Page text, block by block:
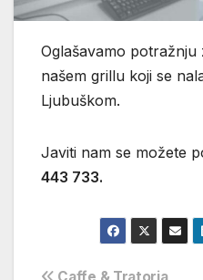
Oglašavamo
našem grillu koji se
Ljubuškom.
Javiti nam se možete
443 733.